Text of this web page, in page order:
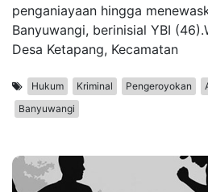
penganiayaan hingga
Banyuwangi, berinisial YBI
Desa Ketapang, Kecamatan
Hukum Kriminal Pengeroyokan
Banyuwangi